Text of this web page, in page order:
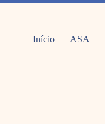
Início ASA